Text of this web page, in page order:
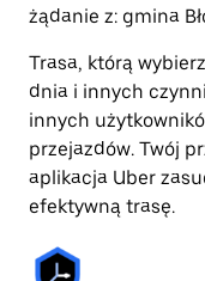
żądanie z: gmina
Trasa, którą
dnia i innych
innych
przejazdów. Twój
aplikacja Uber
efektywną trasę.